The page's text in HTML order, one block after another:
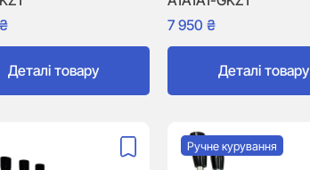
₴
Деталі товару
7 950 ₴
Деталі товару
Ручне курування